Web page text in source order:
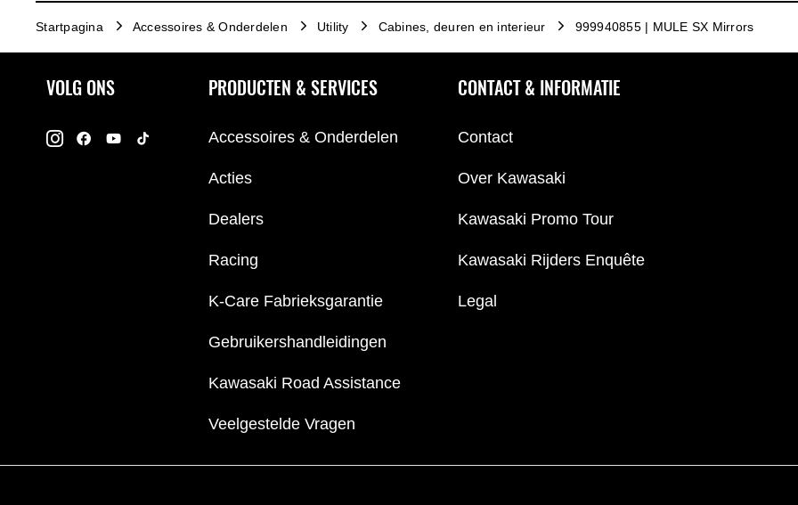
Startpagina Accessoires & Onderdelen Utility Cabines, deuren en interieur 999940855 | MULE SX Mirrors
VOLG ONS PRODUCTEN & SERVICES
Accessoires & Onderdelen
Acties
Dealers
Racing
K-Care Fabrieksgarantie
Gebruikershandleidingen
Kawasaki Road Assistance
Veelgestelde Vragen
CONTACT & INFORMATIE
Contact
Over Kawasaki
Kawasaki Promo Tour
Kawasaki Rijders Enquête
Legal